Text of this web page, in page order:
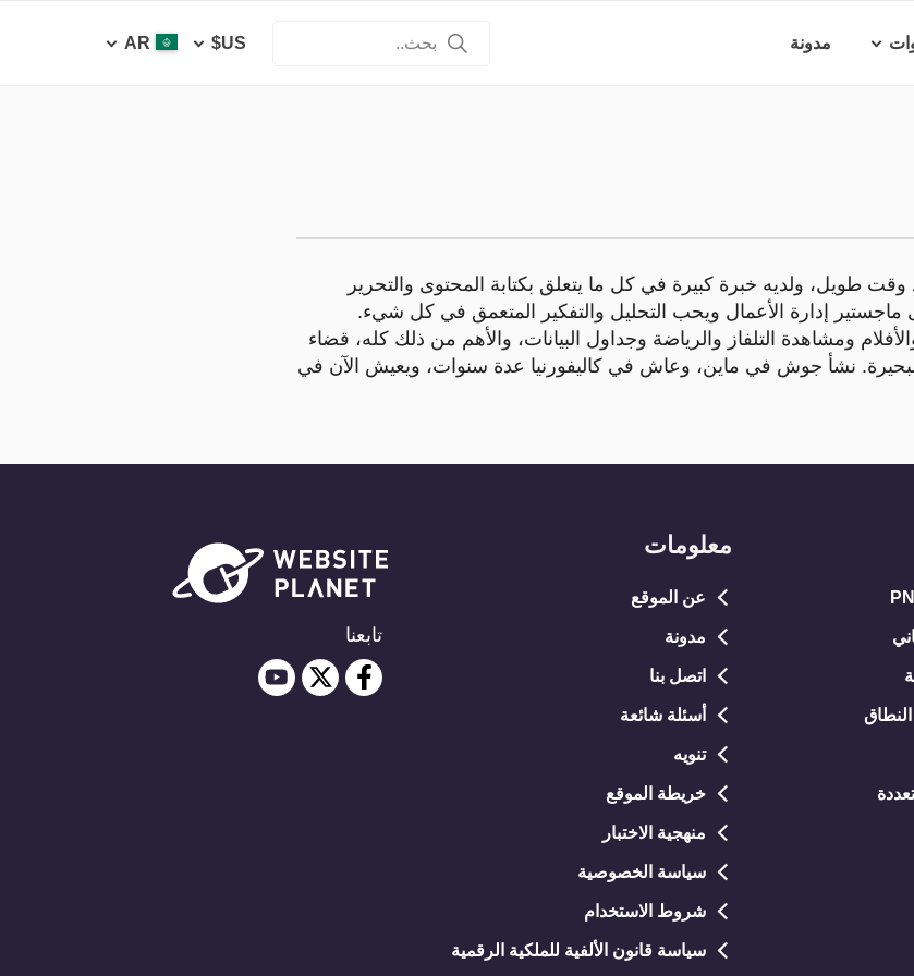
مدونة US$
AR
وقت طويل، ولديه خبرة كبيرة في كل ما يتعلق بكتابة المحتوى والتحرير
إدارة الأعمال ويحب التحليل والتفكير المتعمق في كل شيء.
ومشاهدة التلفاز والرياضة وجداول البيانات، والأهم من ذلك كله، قضاء
نشأ جوش في ماين، وعاش في كاليفورنيا عدة سنوات، ويعيش الآن في
معلومات
عن الموقع
مدونة
اتصل بنا
أسئلة شائعة
تنويه
خريطة الموقع
منهجية الاختبار
سياسة الخصوصية
شروط الاستخدام
سياسة قانون الألفية للملكية الرقمية
تابعنا